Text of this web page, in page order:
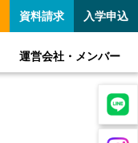
運営会社・メンバー
資料請求 入学申込